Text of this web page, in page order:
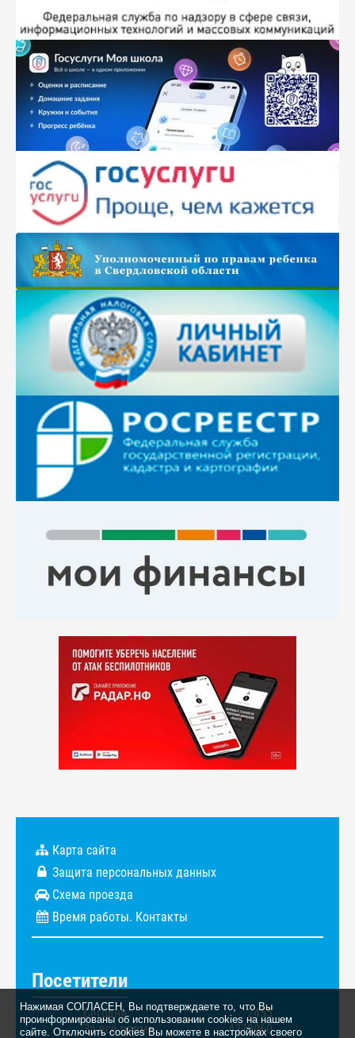
Нажимая СОГЛАСЕН, Вы подтверждаете то, что Вы
проинформированы об использовании cookies на нашем
сайте. Отключить cookies Вы можете в настройках своего
Карта сайта
Защита персональных данных
Схема проезда
Время работы. Контакты
Посетители
Сегодня
2455
За всё время
4279060